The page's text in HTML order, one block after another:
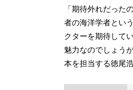
「期待外れだった
者の海洋学者とい
クターを期待して
魅力なのでしょう
本を担当する徳尾